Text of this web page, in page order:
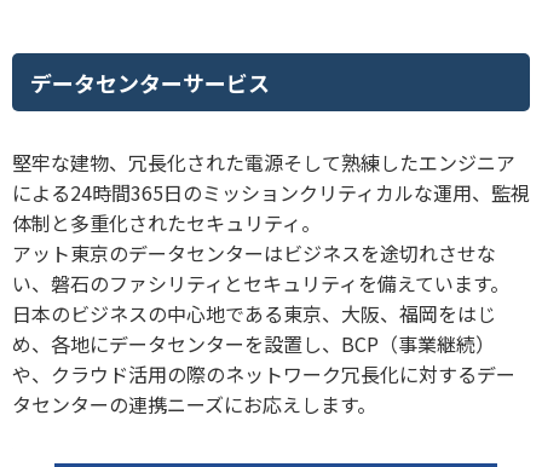
データセンターサービス
堅牢な建物、冗長化された電源そして熟練したエンジニア
による24時間365日のミッションクリティカルな運用、監視
体制と多重化されたセキュリティ。
アット東京のデータセンターはビジネスを途切れさせな
い、磐石のファシリティとセキュリティを備えています。
日本のビジネスの中心地である東京、大阪、福岡をはじ
め、各地にデータセンターを設置し、BCP（事業継続）
や、クラウド活用の際のネットワーク冗長化に対するデー
タセンターの連携ニーズにお応えします。